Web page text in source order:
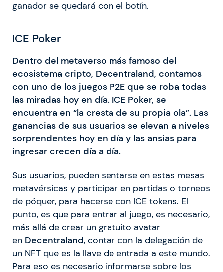
ganador se quedará con el botín.
ICE Poker
Dentro del metaverso más famoso del
ecosistema cripto, Decentraland, contamos
con uno de los juegos P2E que se roba todas
las miradas hoy en día. ICE Poker, se
encuentra en “la cresta de su propia ola”. Las
ganancias de sus usuarios se elevan a niveles
sorprendentes hoy en día y las ansias para
ingresar crecen día a día.
Sus usuarios, pueden sentarse en estas mesas
metavérsicas y participar en partidas o torneos
de póquer, para hacerse con ICE tokens. El
punto, es que para entrar al juego, es necesario,
más allá de crear un gratuito avatar
en Decentraland, contar con la delegación de
un NFT que es la llave de entrada a este mundo.
Para eso es necesario informarse sobre los